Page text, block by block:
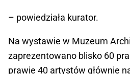
– powiedziała kurator.
Na wystawie w Muzeum
zaprezentowano blisko 60
prawie 40 artystów głównie